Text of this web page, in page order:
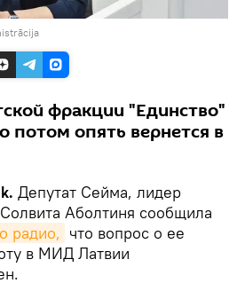
фракции "Единство"
потом опять вернется в
Депутат Сейма, лидер
Аболтиня сообщила
радио, что вопрос о ее
в МИД Латвии